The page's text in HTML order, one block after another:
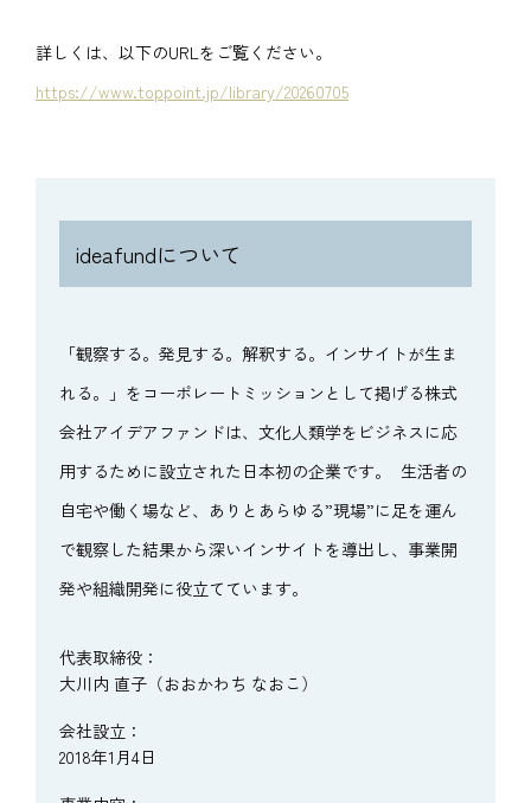
詳しくは、以下のURLをご覧ください。
https://www.toppoint.jp/library/20260705
ideafundについて
「観察する。発見する。解釈する。インサイトが生ま
れる。」をコーポレートミッションとして掲げる株式
会社アイデアファンドは、文化人類学をビジネスに応
用するために設立された日本初の企業です。 生活者の
自宅や働く場など、ありとあらゆる”現場”に足を運ん
で観察した結果から深いインサイトを導出し、事業開
発や組織開発に役立てています。
代表取締役：
大川内 直子（おおかわち なおこ）
会社設立：
2018年1月4日